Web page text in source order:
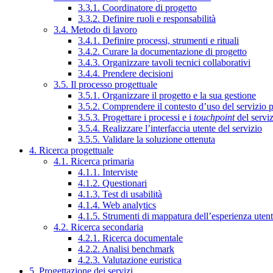
3.3.1. Coordinatore di progetto
3.3.2. Definire ruoli e responsabilità
3.4. Metodo di lavoro
3.4.1. Definire processi, strumenti e rituali
3.4.2. Curare la documentazione di progetto
3.4.3. Organizzare tavoli tecnici collaborativi
3.4.4. Prendere decisioni
3.5. Il processo progettuale
3.5.1. Organizzare il progetto e la sua gestione
3.5.2. Comprendere il contesto d’uso del servizio
3.5.3. Progettare i processi e i touchpointdel
3.5.4. Realizzare l’interfaccia utente del servizio
3.5.5. Validare la soluzione ottenuta
4. Ricerca progettuale
4.1. Ricerca primaria
4.1.1. Interviste
4.1.2. Questionari
4.1.3. Test di usabilità
4.1.4. Web analytics
4.1.5. Strumenti di mappatura dell’esperienza
4.2. Ricerca secondaria
4.2.1. Ricerca documentale
4.2.2. Analisi benchmark
4.2.3. Valutazione euristica
5. Progettazione dei servizi